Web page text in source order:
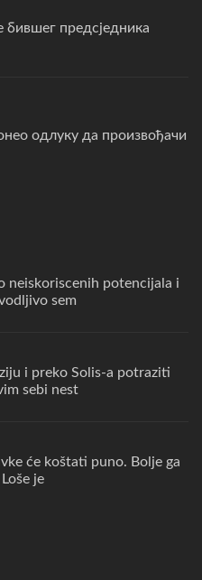
бившег предсједника
одлуку да произвођачи
neiskoriscenih potencijala i
sem
i preko Solis-a potraziti
sebi nest
će koštati puno. Bolje ga
je